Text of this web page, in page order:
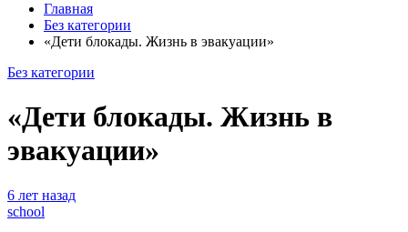
Главная
Без категории
«Дети блокады. Жизнь в эвакуации»
Без категории
«Дети блокады. Жизнь в
эвакуации»
6 лет назад
school